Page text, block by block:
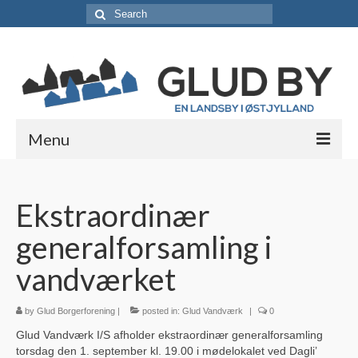
Search
for:
Menu
Borgerforeningen / Lokalråd
Støt borgerforeningen
Erhvervsabonnement
Vedtægter
Skjolds Venner
Ekstraordinær
generalforsamling i
vandværket
by Glud Borgerforening | posted in: Glud Vandværk | 0
Glud Vandværk I/S afholder ekstraordinær generalforsamling
torsdag den 1. september kl. 19.00 i mødelokalet ved Dagli’